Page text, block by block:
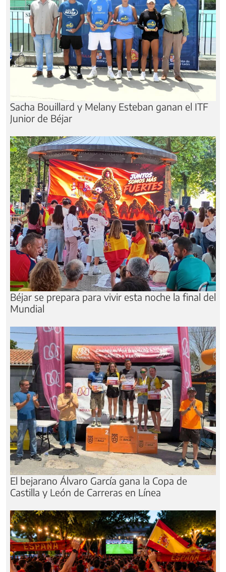
Sacha Bouillard y Melany Esteban ganan el ITF
Junior de Béjar
Béjar se prepara para vivir esta noche la final del
Mundial
El bejarano Álvaro García gana la Copa de
Castilla y León de Carreras en Línea